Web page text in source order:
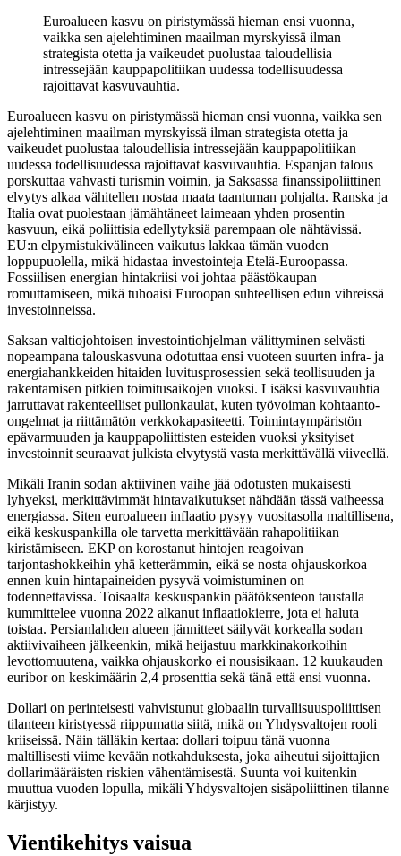
Euroalueen kasvu on piristymässä hieman ensi vuonna,
vaikka sen ajelehtiminen maailman myrskyissä ilman
strategista otetta ja vaikeudet puolustaa taloudellisia
intressejään kauppapolitiikan uudessa todellisuudessa
rajoittavat kasvuvauhtia.
Euroalueen kasvu on piristymässä hieman ensi vuonna, vaikka sen
ajelehtiminen maailman myrskyissä ilman strategista otetta ja
vaikeudet puolustaa taloudellisia intressejään kauppapolitiikan
uudessa todellisuudessa rajoittavat kasvuvauhtia. Espanjan talous
porskuttaa vahvasti turismin voimin, ja Saksassa finanssipoliittinen
elvytys alkaa vähitellen nostaa maata taantuman pohjalta. Ranska ja
Italia ovat puolestaan jämähtäneet laimeaan yhden prosentin
kasvuun, eikä poliittisia edellytyksiä parempaan ole nähtävissä.
EU:n elpymistukivälineen vaikutus lakkaa tämän vuoden
loppupuolella, mikä hidastaa investointeja Etelä-Euroopassa.
Fossiilisen energian hintakriisi voi johtaa päästökaupan
romuttamiseen, mikä tuhoaisi Euroopan suhteellisen edun vihreissä
investoinneissa.
Saksan valtiojohtoisen investointiohjelman välittyminen selvästi
nopeampana talouskasvuna odotuttaa ensi vuoteen suurten infra- ja
energiahankkeiden hitaiden luvitusprosessien sekä teollisuuden ja
rakentamisen pitkien toimitusaikojen vuoksi. Lisäksi kasvuvauhtia
jarruttavat rakenteelliset pullonkaulat, kuten työvoiman kohtaanto-
ongelmat ja riittämätön verkkokapasiteetti. Toimintaympäristön
epävarmuuden ja kauppapoliittisten esteiden vuoksi yksityiset
investoinnit seuraavat julkista elvytystä vasta merkittävällä viiveellä.
Mikäli Iranin sodan aktiivinen vaihe jää odotusten mukaisesti
lyhyeksi, merkittävimmät hintavaikutukset nähdään tässä vaiheessa
energiassa. Siten euroalueen inflaatio pysyy vuositasolla maltillisena,
eikä keskuspankilla ole tarvetta merkittävään rahapolitiikan
kiristämiseen. EKP on korostanut hintojen reagoivan
tarjontashokkeihin yhä ketterämmin, eikä se nosta ohjauskorkoa
ennen kuin hintapaineiden pysyvä voimistuminen on
todennettavissa. Toisaalta keskuspankin päätöksenteon taustalla
kummittelee vuonna 2022 alkanut inflaatiokierre, jota ei haluta
toistaa. Persianlahden alueen jännitteet säilyvät korkealla sodan
aktiivivaiheen jälkeenkin, mikä heijastuu markkinakorkoihin
levottomuutena, vaikka ohjauskorko ei nousisikaan. 12 kuukauden
euribor on keskimäärin 2,4 prosenttia sekä tänä että ensi vuonna.
Dollari on perinteisesti vahvistunut globaalin turvallisuuspoliittisen
tilanteen kiristyessä riippumatta siitä, mikä on Yhdysvaltojen rooli
kriiseissä. Näin tälläkin kertaa: dollari toipuu tänä vuonna
maltillisesti viime kevään notkahduksesta, joka aiheutui sijoittajien
dollarimääräisten riskien vähentämisestä. Suunta voi kuitenkin
muuttua vuoden lopulla, mikäli Yhdysvaltojen sisäpoliittinen tilanne
kärjistyy.
Vientikehitys vaisua